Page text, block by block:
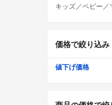
キッズ／ベビー／
価格で絞り込み
値下げ価格